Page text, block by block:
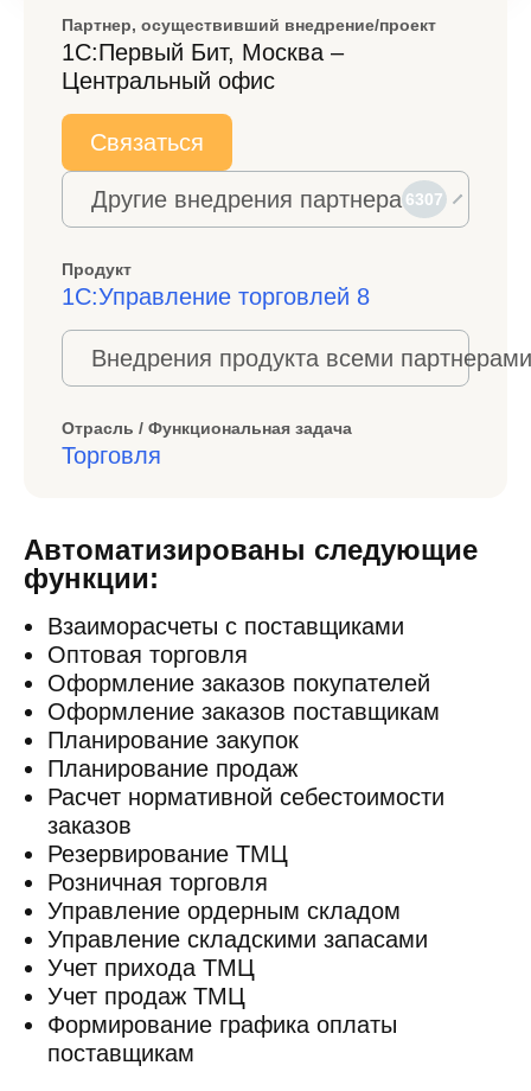
Партнер, осуществивший внедрение/проект
1С:Первый Бит, Москва –
Центральный офис
Связаться
Другие внедрения партнера 6307
Продукт
1С:Управление торговлей 8
Внедрения продукта всеми
Отрасль / Функциональная задача
Торговля
Автоматизированы следующие
функции:
Взаиморасчеты с поставщиками
Оптовая торговля
Оформление заказов покупателей
Оформление заказов поставщикам
Планирование закупок
Планирование продаж
Расчет нормативной себестоимости
заказов
Резервирование ТМЦ
Розничная торговля
Управление ордерным складом
Управление складскими запасами
Учет прихода ТМЦ
Учет продаж ТМЦ
Формирование графика оплаты
поставщикам